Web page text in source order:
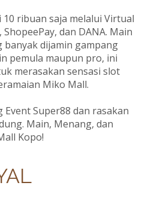
ribuan saja melalui Virtual
ShopeePay, dan DANA. Main
banyak dijamin gampang
pemula maupun pro, ini
merasakan sensasi slot
Miko Mall.
Super88 dan rasakan
Main, Menang, dan
Kopo!